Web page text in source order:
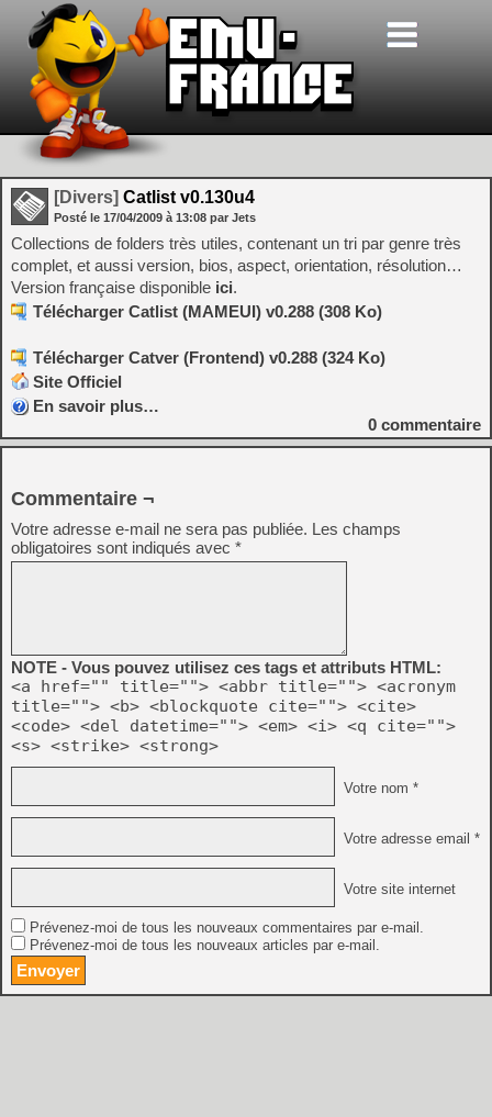
[Divers] Catlist v0.130u4
Posté le 17/04/2009 à 13:08 par Jets
Collections de folders très utiles, contenant un tri par genre très
complet, et aussi version, bios, aspect, orientation, résolution…
Version française disponible ici.
Télécharger Catlist (MAMEUI) v0.288 (308 Ko)
Télécharger Catver (Frontend) v0.288 (324 Ko)
Site Officiel
En savoir plus…
0 commentaire
Commentaire ¬
Votre adresse e-mail ne sera pas publiée. Les champs
obligatoires sont indiqués avec *
NOTE - Vous pouvez utilisez ces tags et attributs HTML:
<a href="" title=""> <abbr title=""> <acronym
title=""> <b> <blockquote cite=""> <cite>
<code> <del datetime=""> <em> <i> <q cite="">
<s> <strike> <strong>
Votre nom *
Votre adresse email *
Votre site internet
Prévenez-moi de tous les nouveaux commentaires par e-mail.
Prévenez-moi de tous les nouveaux articles par e-mail.